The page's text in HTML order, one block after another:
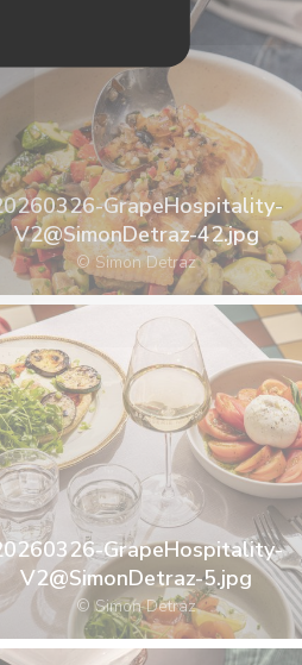
GrapeHospitality-
V2@SimonDetraz-42.jpg
© Simon Detraz
GrapeHospitality-
V2@SimonDetraz-5.jpg
© Simon Detraz